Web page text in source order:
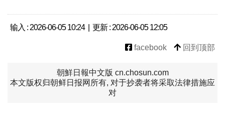
输入 : 2026-06-05 10:24 | 更新 : 2026-06-05 12:05
facebook 回到顶部
朝鮮日報中文版 cn.chosun.com
本文版权归朝鲜日报网所有, 对于抄袭者将采取法律措施应
对